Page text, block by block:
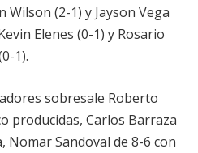
Wilson (2-1) y Jayson Vega
Elenes (0-1) y Rosario
1).
sobresale Roberto
producidas, Carlos Barraza
Nomar Sandoval de 8-6 con